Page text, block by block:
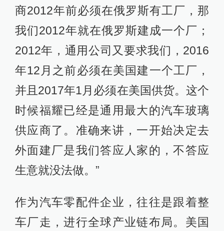
商2012年前必须在俄罗斯有工厂，那
我们2012年就在俄罗斯建成一个厂；
2012年，通用公司又要求我们，2016
年12月之前必须在美国建一个工厂，
并且2017年1月必须在美国供货。这个
时候福耀已经是通用最大的汽车玻璃
供应商了。准确来讲，一开始决定去
外面建厂是我们答应人家的，不答应
生意就没法做。”
作为汽车零配件企业，往往是跟着整
车厂走，进行全球产业链布局。美国